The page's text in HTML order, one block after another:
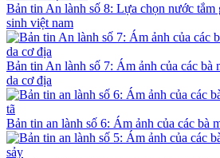
Bản tin An lành số 8: Lựa chọn nước tắm
sinh việt nam
Bản tin An lành số 7: Ám ảnh của các bà
da cơ địa
Bản tin an lành số 6: Ám ảnh của các bà